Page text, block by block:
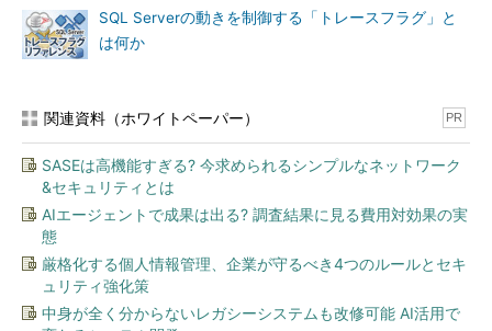
SQL Serverの動きを制御する「トレースフラグ」と
は何か
関連資料（ホワイトペーパー） PR
SASEは高機能すぎる? 今求められるシンプルなネットワーク
&セキュリティとは
AIエージェントで成果は出る? 調査結果に見る費用対効果の実
態
厳格化する個人情報管理、企業が守るべき4つのルールとセキ
ュリティ強化策
中身が全く分からないレガシーシステムも改修可能 AI活用で